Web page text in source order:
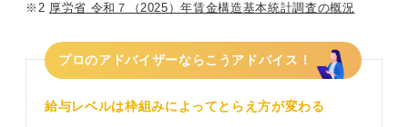
※2 厚労省 令和７（2025）年賃金構造基本統計調査の概況
プロのアドバイザーならこうアドバイス！
給与レベルは枠組みによってとらえ方が変わる